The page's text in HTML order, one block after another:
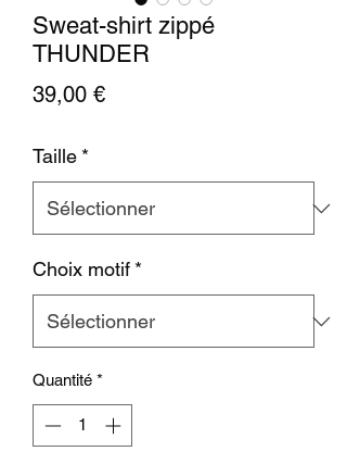
Sweat-shirt zippé
THUNDER
39,00 €Prix
Taille *
Choix motif *
Quantité *